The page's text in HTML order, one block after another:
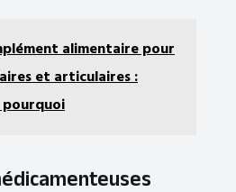
alimentaire pour
et articulaires :